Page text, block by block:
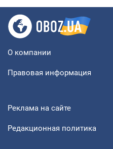
О компании
Правовая информация
Реклама на сайте
Редакционная политика